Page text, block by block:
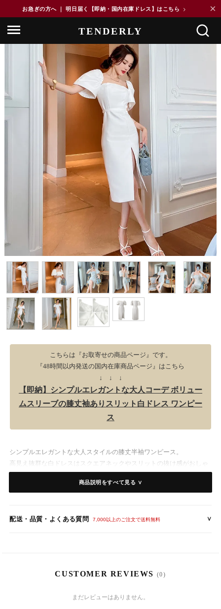
お急ぎの方へ ｜ 明日届く【即納・国内在庫ドレス】はこちら > ×
こちらは『お取寄せの商品ページ』です。
『48時間以内発送の国内在庫商品ページ』はこちら
↓ ↓ ↓
【即納】シンプルエレガントな大人コーデ ボリュー
ムスリーブの膝丈袖ありスリット白ドレス ワンピー
ス
シンプルエレガントな大人スタイルの膝丈半袖ワンピース。
高見え抜群な白ドレスはスクエアネックやスリットの抜け感がおしゃ
れ。
ボリューミーなフレアスリーブで小顔効果や細見せも期待できます。
商品説明をすべて見る ∨
配送・品質・よくある質問 7,000以上のご注文で送料無料 ∨
CUSTOMER REVIEWS (0)
まだレビューはありません。